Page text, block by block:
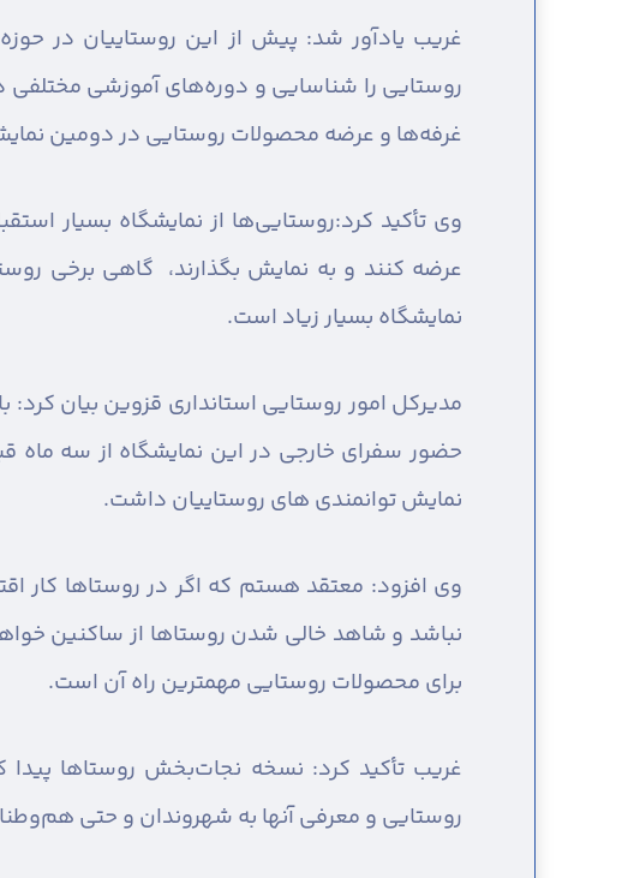
غریب یادآور شد: پیش از این روستاییان در
روستایی را شناسایی و دوره‌های آموزشی مختلفی
غرفه‌ها و عرضه محصولات روستایی در دومین
وی تأکید کرد:روستایی‌ها از نمایشگاه بسیار
عرضه کنند و به نمایش بگذارند، گاهی برخی
نمایشگاه بسیار زیاد است.
حضور سفرای خارجی در این نمایشگاه از سه ماه
نمایش توانمندی های روستاییان داشت.
وی افزود: معتقد هستم که اگر در روستاها کار
نباشد و شاهد خالی شدن روستاها از ساکنین
برای محصولات روستایی مهمترین راه آن‌ است.
غریب تأکید کرد: نسخه نجات‌بخش روستاها پیدا
روستایی و معرفی آنها به شهروندان و حتی